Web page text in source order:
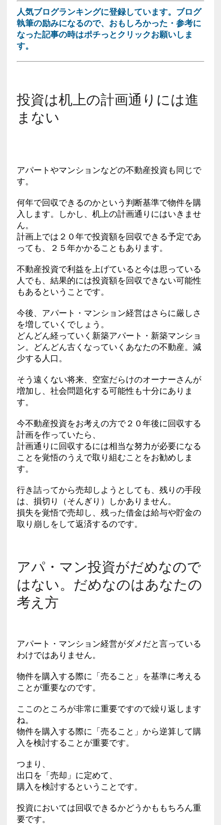
人気ブログランキングに登録しています。ブログ
執筆の励みになるので、おもしろかった・参考に
なった記事の時はポチっとクリックお願いしま
す。
投資は机上の計画通りには進
まない
アパートやマンションなどの不動産投資も同じで
す。
何年で回収できるのかという判断基準で物件を購
入します。しかし、机上の計画通りにはいきませ
ん。
計画上では２０年で投資額を回収できる予定であ
っても、２５年かかることもあります。
不動産投資で利益を上げていると今は思っている
人でも、結果的には投資額を回収できない可能性
もあるということです。
今後、アパート・マンション経営はさらに厳しさ
を増していくでしょう。
どんどん経っていく新築アパート・新築マンショ
ン。どんどん古くなっていくあなたの不動産。減
少する人口。
そう遠くない将来、空室だらけのオーナーさんが
増加し、社会問題化する可能性も十分にありま
す。
今不動産投資をお考えの方で２０年後に回収する
計画を作っていたら、
計画通りに回収するには相当な努力が必要になる
ことを覚悟のうえで取り組むことをお勧めしま
す。
行き詰ってから売却しようとしても、残りの手段
は、損切り（そんぎり）しかありません。
損失を覚悟で売却し、残った借金は給与や貯金の
取り崩しをして返済するのです。
アパ・マン投資がだめなので
はない。だめなのはあなたの
考え方
アパート・マンション経営がダメだと言っている
わけではありません。
物件を購入する際に「売ること」を基準に考える
ことが重要なのです。
ここのところが非常に重要ですので繰り返します
ね。
物件を購入する際に「売ること」から逆算して購
入を検討することが重要です。
つまり、
出口を「売却」に定めて、
購入を検討するということです。
投資においては回収できるかどうかももちろん重
要です。